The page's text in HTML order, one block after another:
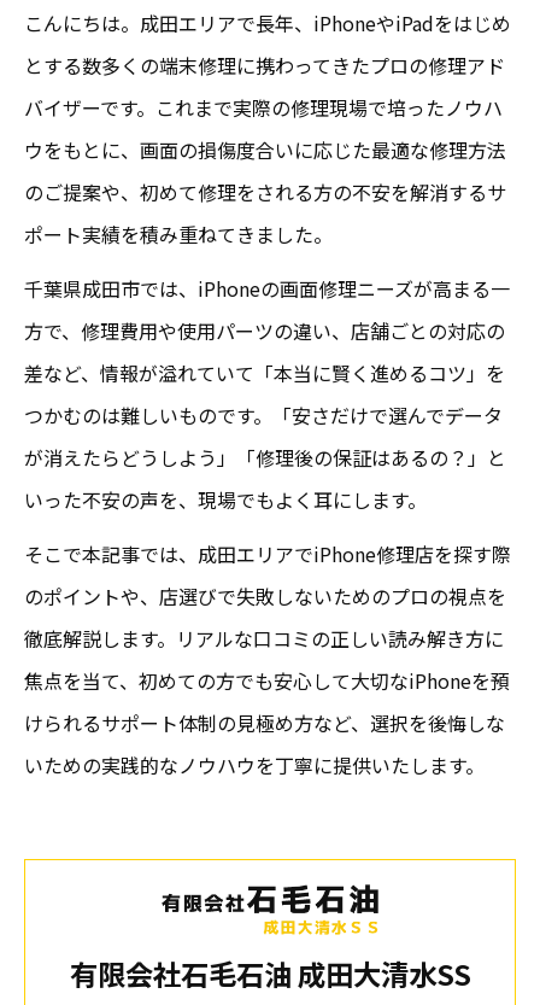
こんにちは。成田エリアで長年、iPhoneやiPadをはじめ
とする数多くの端末修理に携わってきたプロの修理アド
バイザーです。これまで実際の修理現場で培ったノウハ
ウをもとに、画面の損傷度合いに応じた最適な修理方法
のご提案や、初めて修理をされる方の不安を解消するサ
ポート実績を積み重ねてきました。
千葉県成田市では、iPhoneの画面修理ニーズが高まる一
方で、修理費用や使用パーツの違い、店舗ごとの対応の
差など、情報が溢れていて「本当に賢く進めるコツ」を
つかむのは難しいものです。「安さだけで選んでデータ
が消えたらどうしよう」「修理後の保証はあるの？」と
いった不安の声を、現場でもよく耳にします。
そこで本記事では、成田エリアでiPhone修理店を探す際
のポイントや、店選びで失敗しないためのプロの視点を
徹底解説します。リアルな口コミの正しい読み解き方に
焦点を当て、初めての方でも安心して大切なiPhoneを預
けられるサポート体制の見極め方など、選択を後悔しな
いための実践的なノウハウを丁寧に提供いたします。
有限会社石毛石油 成田大清水SS